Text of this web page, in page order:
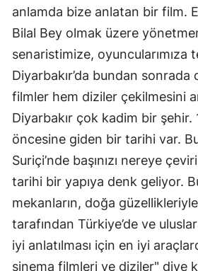
anlamda bize anlatan bir film.
Bilal Bey olmak üzere
senaristimize, oyuncularımıza
Diyarbakır’da bundan sonrada
filmler hem diziler çekilmesini
Diyarbakır çok kadim bir şehir.
öncesine giden bir tarihi var.
Suriçi’nde başınızı nereye
tarihi bir yapıya denk geliyor.
mekanların, doğa güzellikleriyle
tarafından Türkiye’de ve
iyi anlatılması için en iyi
sinema filmleri ve diziler" diye